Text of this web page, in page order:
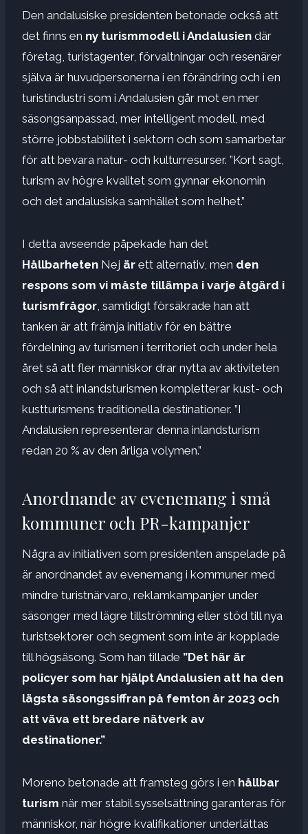
Den andalusiske presidenten betonade också att
det finns en ny turismmodell i Andalusien där
företag, turistagenter, förvaltningar och resenärer
själva är huvudpersonerna i en förändring och i en
turistindustri som i Andalusien går mot en mer
säsongsanpassad, mer intelligent modell, med
större jobbstabilitet i sektorn och som samarbetar
för att bevara natur- och kulturresurser. ”Kort sagt,
turism av högre kvalitet som gynnar ekonomin
och det andalusiska samhället som helhet.”
I detta avseende påpekade han det
Hållbarheten Nej är ett alternativ, men den
respons som vi måste tillämpa i varje åtgärd i
turismfrågor , samtidigt försäkrade han att
tanken är att främja initiativ för en bättre
fördelning av turismen i territoriet och under hela
året så att fler människor drar nytta av aktiviteten
och så att inlandsturismen kompletterar kust- och
kustturismens traditionella destinationer. ”I
Andalusien representerar denna inlandsturism
redan 20 % av den årliga volymen.”
Anordnande av evenemang i små
kommuner och PR-kampanjer
Några av initiativen som presidenten anspelade på
är anordnandet av evenemang i kommuner med
mindre turistnärvaro, reklamkampanjer under
säsonger med lägre tillströmning eller stöd till nya
turistsektorer och segment som inte är kopplade
till högsäsong. Som han tillade ”Det här är
policyer som har hjälpt Andalusien att ha den
lägsta säsongssiffran på femton år 2023 och
att väva ett bredare nätverk av
destinationer.”
Moreno betonade att framsteg görs i en hållbar
turism när mer stabil sysselsättning garanteras för
människor, när högre kvalifikationer underlättas